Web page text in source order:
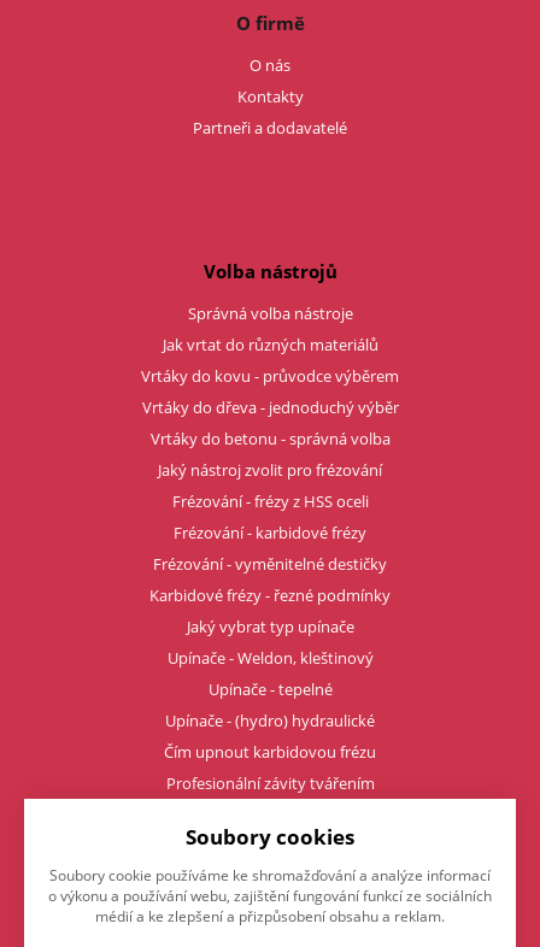
O firmě
O nás
Kontakty
Partneři a dodavatelé
Volba nástrojů
Správná volba nástroje
Jak vrtat do různých materiálů
Vrtáky do kovu - průvodce výběrem
Vrtáky do dřeva - jednoduchý výběr
Vrtáky do betonu - správná volba
Jaký nástroj zvolit pro frézování
Frézování - frézy z HSS oceli
Frézování - karbidové frézy
Frézování - vyměnitelné destičky
Karbidové frézy - řezné podmínky
Jaký vybrat typ upínače
Upínače - Weldon, kleštinový
Upínače - tepelné
Upínače - (hydro) hydraulické
Čím upnout karbidovou frézu
Profesionální závity tvářením
Napište nám
Chcete nám něco sdělit o našich produktech nebo e-shopu?
Neváhejte napsat.
Soubory cookies
Soubory cookie používáme ke shromažďování a analýze informací
o výkonu a používání webu, zajištění fungování funkcí ze sociálních
médií a ke zlepšení a přizpůsobení obsahu a reklam.